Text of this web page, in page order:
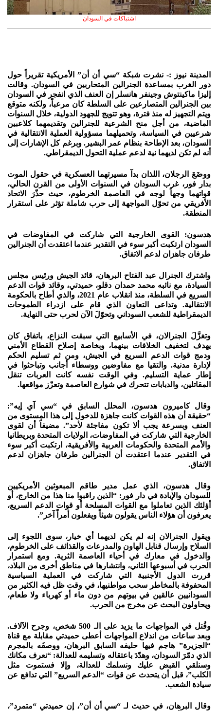
اشتباكات في السودان
المدينة نيوز :- نشرت شبكة “سي أن أن” الأمريكية تقريراً حول
دور الغرب بمساعدة الجنرالين المتحاربين في السودان. وقالت
إليزا ماكينتوش وجينفر هانسلر إن العنف الذي انفجر في السودان
بين الجنرالين المتصارعين على السلطة كان مرعباً، ولكنه متوقع
ويتم التجهيز له منذ فترة، وهو تتويج للجهود الدولية، خلال السنوات
الماضية، من أجل منح الشرعية للجنرالين وتقديمهما كلاعبين
شرعيين في السياسة، وتحميلهما مسؤولية العملية الانتقالية في
السودان، بعد الإطاحة بنظام عمر البشير. وبرغم كل الإشارات إلى
أنه لم تكن لديهما نية لدعم عملية التحول الديمقراطي.
ووضَعَ الرجلان، اللذان بدآ مسيرتهما العسكرية في حقول الموت
بدار فور، غرب السودان في السنوات الأولى من القرن الحالي،
قواتهما وجهاً لوجه في العاصمة الخرطوم، حيث حذّرَ الاتحاد
الأفريقي من تحوّل المواجهة إلى حرب شاملة تؤثر على استقرار
المنطقة.
هدسون: القوى الخارجية التي شاركت في المفاوضات في
السودان ارتكبت أكبر سوء في التقدير عندما اعتقدت أن الجنرالين
طرفان جاهزان لدعم الاتفاق.
واشترك الجنرال عبد الفتاح البرهان، قائد الجيش ورئيس مجلس
السيادة، مع نائبه محمد حمدان دقلو، حميدتي، وقائد قوات الدعم
السريع في السلطة، منذ انقلاب عام 2021، والذي أطاح بالحكومة
الانتقالية. وتداعى التعاون الذي قام على ازدراء الطموحات
الديمقراطية للشعب السوداني وتحوّلَ الآن لحرب حتى النهاية.
وتغزَّلَ الجنرالان، في الأسابيع التي سبقت النزاع، باتفاق كان
يهدف لتخفيف الخلافات بينهما، وبخاصة إصلاح القطاع الأمني
ودمج قوات الدعم السريع في الجيش، ومن ثم تسليم الحكم
لإدارة مدنية. والتقيا مع مفاوضين ووسطاء أجانب وتباحثوا في
إطار عماية التسليم. وفي الوقت نفسه كانت العربات تنقل
المقاتلين، والدبابات تتحرك في شوارع العاصمة وتعزّز مواقعها.
وقال كاميرون هدسون، المحلل السابق في “سي آي إيه”:
“حقيقة أن هذه القوات كانت جاهزة للدخول إلى هذا المستوى من
العنف وبسرعة يجب ألا تكون مفاجئة لأحد”. مضيفاً أن لقوى
الخارجية التي شاركت في المفاوضات، الولايات المتحدة وبريطانيا
والأمم المتحدة والحكومات العربية والأفريقية، ارتكبت أكبر سوء
في التقدير عندما اعتقدت أن الجنرالين طرفان جاهزان لدعم
الاتفاق.
وقال هدسون، الذي عمل مدير طاقم المبعوثين الأمريكيين
للسودان والإبادة في دار فور: “الذين راقبوا منا هذا من الخارج، أو
أؤلئك الذين تعاملوا مع القوات المسلحة أو قوات الدعم السريع،
يعرفون أن هؤلاء الناس يقولون شيئاً ويفعلون أمراً آخر”.
ويقول الجنرالان إنه لم يكن لديهما أي خيار، سوى اللجوء إلى
السلاح وإرسال قنابل الهاون والمدرعات والقذائف على الخرطوم،
والدخول في معارك في أحياء العاصمة الثرية. ومع استمرار
الحرب في أسبوعها الثاني، وانتشارها في مناطق أخرى من البلاد،
قررت الدول الأجنبية التي شاركت في العملية السياسية
المحفوفة بالمخاطر سحب مواطنيها، في وقت ظل فيه الكثير من
السودانيين عالقين في بيوتهم من دون ماء أو كهرباء ولا طعام،
ويحاولون البحث عن مخرج من الحرب.
وقُتل في المواجهات ما يزيد على الـ 500 شخص، وجرح الآلاف.
وبعد ساعات من اندلاع المواجهات أعطى حميدتي مقابلة مع قناة
“الجزيرة” هاجم فيها حليفه السابق البرهان، ووصفَه بالمجرم
الذي دمّرَ السودان، وهدّدَ باعتقاله وتسليمه للعدالة: “نعرف مكانك
وسنلقي القبض عليك ونسلمك للعدالة، وإلا فستموت مثل
الكلب”، قبل أن يتحدث عن قوات “الدعم السريع” التي تدافع عن
سيادة الشعب.
وقال البرهان، في حديث لـ “سي أن أن”، إن حميدتي “متمرد”،